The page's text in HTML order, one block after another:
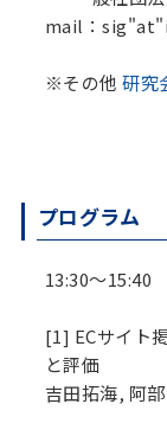
mail：
※その他研究
プログラム
13:30～15:40
[1] ECサイト
と評価
吉田拓海, 阿